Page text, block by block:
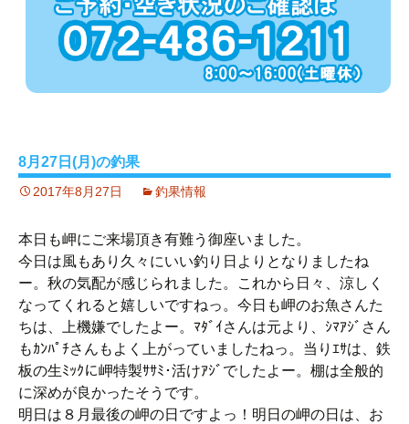
8月27日(月)の釣果
2017年8月27日 釣果情報
本日も岬にご来場頂き有難う御座いました。
今日は風もあり久々にいい釣り日よりとなりましたね
ー。秋の気配が感じられました。これから日々、涼しく
なってくれると嬉しいですねっ。今日も岬のお魚さんた
ちは、上機嫌でしたよー。ﾏﾀﾞｲさんは元より、ｼﾏｱｼﾞさん
もｶﾝﾊﾟﾁさんもよく上がっていましたねっ。当りｴｻは、鉄
板の生ﾐｯｸに岬特製ｻｻﾐ･活けｱｼﾞでしたよー。棚は全般的
に深めが良かったそうです。
明日は８月最後の岬の日ですよっ！明日の岬の日は、お